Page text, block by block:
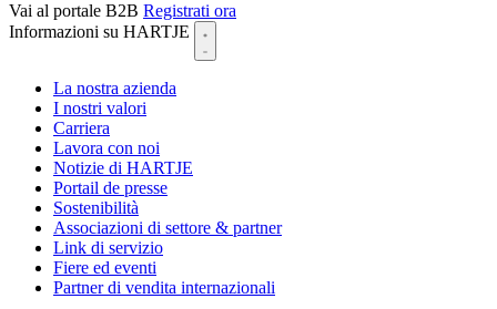
Vai al portale B2B Registrati ora
Informazioni su HARTJE
La nostra azienda
I nostri valori
Carriera
Lavora con noi
Notizie di HARTJE
Portail de presse
Sostenibilità
Associazioni di settore & partner
Link di servizio
Fiere ed eventi
Partner di vendita internazionali